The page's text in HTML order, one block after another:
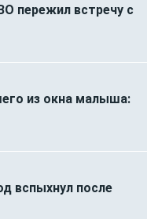
пережил встречу с
из окна малыша:
вспыхнул после